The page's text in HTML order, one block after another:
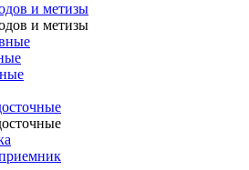
и метизы
и метизы